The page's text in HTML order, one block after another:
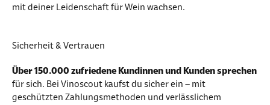
mit deiner Leidenschaft für Wein wachsen.
Sicherheit & Vertrauen
Über 150.000 zufriedene Kundinnen und Kunden sprechen
für sich. Bei Vinoscout kaufst du sicher ein – mit
geschützten Zahlungsmethoden und verlässlichem